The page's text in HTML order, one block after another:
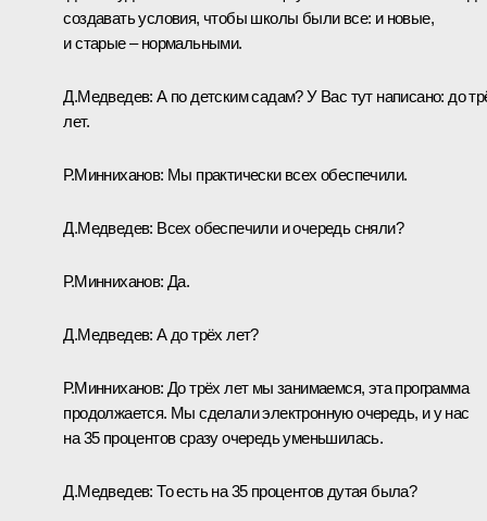
создавать условия, чтобы школы были все: и новые,
и старые – нормальными.
Д.Медведев: А по детским садам? У Вас тут написано: до
лет.
Р.Минниханов: Мы практически всех обеспечили.
Д.Медведев: Всех обеспечили и очередь сняли?
Р.Минниханов: Да.
Д.Медведев: А до трёх лет?
Р.Минниханов: До трёх лет мы занимаемся, эта программа
продолжается. Мы сделали электронную очередь, и у нас
на 35 процентов сразу очередь уменьшилась.
Д.Медведев: То есть на 35 процентов дутая была?